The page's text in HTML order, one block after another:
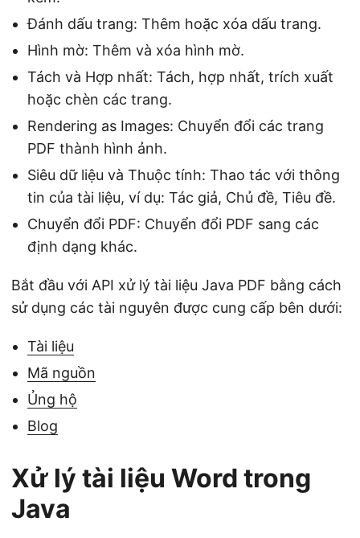
Đánh dấu trang: Thêm hoặc xóa dấu trang.
Hình mờ: Thêm và xóa hình mờ.
Tách và Hợp nhất: Tách, hợp nhất, trích xuất
hoặc chèn các trang.
Rendering as Images: Chuyển đổi các trang
PDF thành hình ảnh.
Siêu dữ liệu và Thuộc tính: Thao tác với thông
tin của tài liệu, ví dụ: Tác giả, Chủ đề, Tiêu đề.
Chuyển đổi PDF: Chuyển đổi PDF sang các
định dạng khác.
Bắt đầu với API xử lý tài liệu Java PDF bằng cách
sử dụng các tài nguyên được cung cấp bên dưới:
Tài liệu
Mã nguồn
Ủng hộ
Blog
Xử lý tài liệu Word trong
Java